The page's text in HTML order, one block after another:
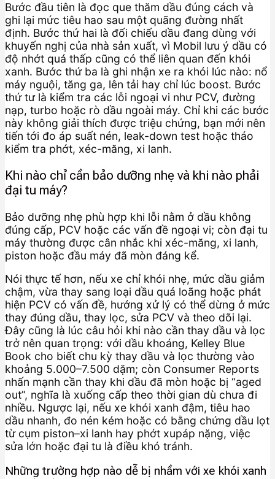
Bước đầu tiên là đọc que thăm dầu đúng cách và
ghi lại mức tiêu hao sau một quãng đường nhất
định. Bước thứ hai là đối chiếu dầu đang dùng với
khuyến nghị của nhà sản xuất, vì Mobil lưu ý dầu có
độ nhớt quá thấp cũng có thể liên quan đến khói
xanh. Bước thứ ba là ghi nhận xe ra khói lúc nào: nổ
máy nguội, tăng ga, lên tải hay chỉ lúc boost. Bước
thứ tư là kiểm tra các lỗi ngoại vi như PCV, đường
nạp, turbo hoặc rò dầu ngoài máy. Chỉ khi các bước
này không giải thích được triệu chứng, bạn mới nên
tiến tới đo áp suất nén, leak-down test hoặc tháo
kiểm tra phớt, xéc-măng, xi lanh.
Khi nào chỉ cần bảo dưỡng nhẹ và khi nào phải
đại tu máy?
Bảo dưỡng nhẹ phù hợp khi lỗi nằm ở dầu không
đúng cấp, PCV hoặc các vấn đề ngoại vi; còn đại tu
máy thường được cân nhắc khi xéc-măng, xi lanh,
piston hoặc đầu máy đã mòn đáng kể.
Nói thực tế hơn, nếu xe chỉ khói nhẹ, mức dầu giảm
chậm, vừa thay sang loại dầu quá loãng hoặc phát
hiện PCV có vấn đề, hướng xử lý có thể dừng ở mức
thay đúng dầu, thay lọc, sửa PCV và theo dõi lại.
Đây cũng là lúc câu hỏi khi nào cần thay dầu và lọc
trở nên quan trọng: với dầu khoáng, Kelley Blue
Book cho biết chu kỳ thay dầu và lọc thường vào
khoảng 5.000–7.500 dặm; còn Consumer Reports
nhấn mạnh cần thay khi dầu đã mòn hoặc bị “aged
out”, nghĩa là xuống cấp theo thời gian dù chưa đi
nhiều. Ngược lại, nếu xe khói xanh đậm, tiêu hao
dầu nhanh, đo nén kém hoặc có bằng chứng dầu lọt
từ cụm piston–xi lanh hay phớt xupáp nặng, việc
sửa lớn hoặc đại tu là điều khó tránh.
Những trường hợp nào dễ bị nhầm với xe khói xanh